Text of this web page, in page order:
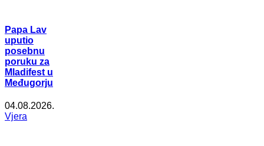
Papa Lav
uputio
posebnu
poruku za
Mladifest u
Međugorju
04.08.2026.
Vjera